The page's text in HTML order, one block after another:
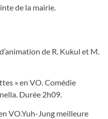
de la mairie.
de R. Kukul et M.
» en VO. Comédie
Durée 2h09.
VO.Yuh-Jung meilleure